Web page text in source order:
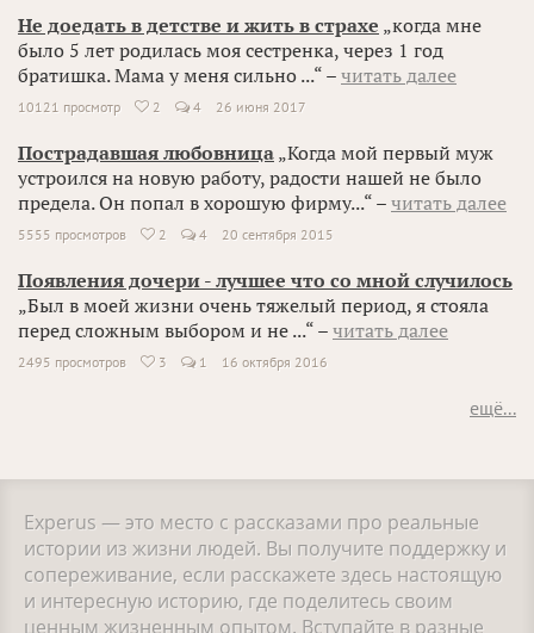
Не доедать в детстве и жить в страхе „когда мне
было 5 лет родилась моя сестренка, через 1 год
братишка. Мама у меня сильно ...“ – читать далее
10121 просмотр  2 4 26 июня 2017
Пострадавшая любовница „Когда мой первый муж
устроился на новую работу, радости нашей не было
предела. Он попал в хорошую фирму...“ – читать далее
5555 просмотров  2 4 20 сентября 2015
Появления дочери - лучшее что со мной случилось
„Был в моей жизни очень тяжелый период, я стояла
перед сложным выбором и не ...“ – читать далее
2495 просмотров  3 1 16 октября 2016
ещё...
Experus — это место с рассказами про реальные
истории из жизни людей. Вы получите поддержку и
сопереживание, если расскажете здесь настоящую
и интересную историю, где поделитесь своим
ценным жизненным опытом. Вступайте в разные